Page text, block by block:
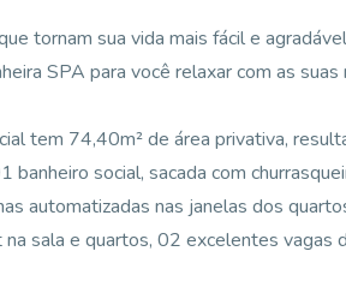
tornam sua vida mais fácil e
SPA para você relaxar com as
tem 74,40m² de área privativa,
social, sacada com
automatizadas nas janelas dos
sala e quartos, 02 excelentes vagas